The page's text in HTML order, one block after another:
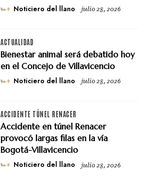
Noticiero del llano julio 28, 2026
ACTUALIDAD
Bienestar animal será debatido hoy
en el Concejo de Villavicencio
Noticiero del llano julio 28, 2026
ACCIDENTE TÚNEL RENACER
Accidente en túnel Renacer
provocó largas filas en la vía
Bogotá-Villavicencio
Noticiero del llano julio 28, 2026